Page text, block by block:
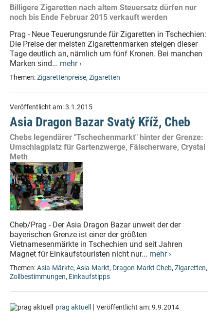
Billigere Zigaretten nach altem Steuersatz dürfen nur
noch bis Ende Februar 2015 verkauft werden
Prag - Neue Teuerungsrunde für Zigaretten in Tschechien:
Die Preise der meisten Zigarettenmarken steigen dieser
Tage deutlich an, nämlich um fünf Kronen. Bei manchen
Marken sind... mehr ›
Themen:Zigarettenpreise, Zigaretten
Veröffentlicht am:3.1.2015
Asia Dragon Bazar Svatý Kříž, Cheb
Chebs legendärer "Tschechenmarkt" hinter der Grenze:
Umschlagplatz für Gartenzwerge, Fälscherware, Crystal
Meth
Cheb/Prag - Der Asia Dragon Bazar unweit der der
bayerischen Grenze ist einer der größten
Vietnamesenmärkte in Tschechien und seit Jahren
Magnet für Einkaufstouristen nicht nur... mehr ›
Themen:Asia-Märkte, Asia-Markt, Dragon-Markt Cheb, Zigaretten,
Zollbestimmungen, Einkaufstipps
prag aktuell | Veröffentlicht am:9.9.2014